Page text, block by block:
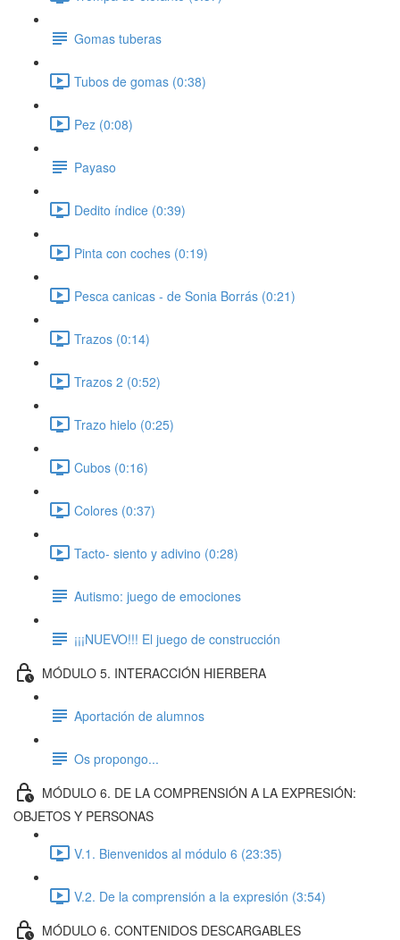
Gomas tuberas
Tubos de gomas (0:38)
Pez (0:08)
Payaso
Dedito índice (0:39)
Pinta con coches (0:19)
Pesca canicas - de Sonia Borrás (0:21)
Trazos (0:14)
Trazos 2 (0:52)
Trazo hielo (0:25)
Cubos (0:16)
Colores (0:37)
Tacto- siento y adivino (0:28)
Autismo: juego de emociones
¡¡¡NUEVO!!! El juego de construcción
MÓDULO 5. INTERACCIÓN HIERBERA
Aportación de alumnos
Os propongo...
MÓDULO 6. DE LA COMPRENSIÓN A LA EXPRESIÓN:
OBJETOS Y PERSONAS
V.1. Bienvenidos al módulo 6 (23:35)
V.2. De la comprensión a la expresión (3:54)
MÓDULO 6. CONTENIDOS DESCARGABLES